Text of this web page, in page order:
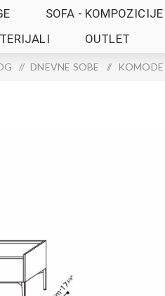
SOFA - KOMPOZICIJE
OUTLET
/ DNEVNE SOBE / KOMODE